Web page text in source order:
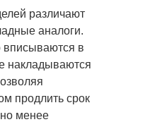
различают
аналоги.
вписываются в
накладываются
продлить срок
менее